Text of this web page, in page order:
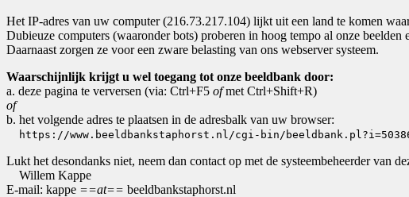
Het IP-adres van uw computer (216.73.217.104) lijkt uit een land te komen
Dubieuze computers (waaronder bots) proberen in hoog tempo al onze beelden
Daarnaast zorgen ze voor een zware belasting van ons webserver systeem.
Waarschijnlijk krijgt u wel toegang tot onze beeldbank door:
a. deze pagina te verversen (via: Ctrl+F5 ofmet Ctrl+Shift+R)
of
b. het volgende adres te plaatsen in de adresbalk van uw browser:
https://www.beeldbankstaphorst.nl/cgi-bin/
Lukt het desondanks niet, neem dan contact op met de systeembeheerder van
Willem Kappe
E-mail: kappe ==at== beeldbankstaphorst.nl